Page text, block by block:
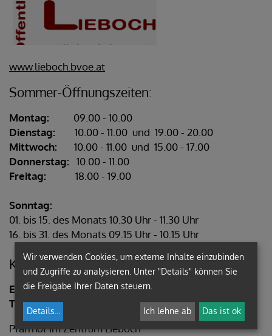
www.lieboch.bvoe.at
Sommer-Öffnungszeiten:
Montag:
09.00 - 10.00
Dienstag: 10.00 - 11.00 und 19.00 - 20.00
Mittwoch: 10.00 - 11.00 und 15.00 - 17.00
Donnerstag: 10.00 - 11.00
Freitag: 18.00 - 19.00
Sonntag:
01. bis 15. des Monats 10.30 Uhr - 11.30 Uhr
16. bis 31. des Monats 09.15 Uhr - 10.15 Uhr
Kontakt:
Email:biblio-lieboch@gmx.at
Telefon:03136-61207-14
Pfarrhof im Zentrum Lieboch
Wir verwenden Cookies, um externe Inhalte einzubinden
und Zugriffe zu analysieren. Unter "Details" können Sie
die Freigabe Ihrer Daten steuern.
Details Ich lehne ab Das ist ok